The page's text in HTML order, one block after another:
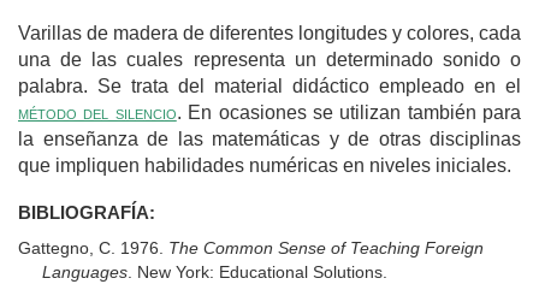
Varillas de madera de diferentes longitudes y colores, cada
una de las cuales representa un determinado sonido o
palabra. Se trata del material didáctico empleado en el
método del silencio. En ocasiones se utilizan también para
la enseñanza de las matemáticas y de otras disciplinas
que impliquen habilidades numéricas en niveles iniciales.
BIBLIOGRAFÍA:
Gattegno, C. 1976. The Common Sense of Teaching Foreign
Languages . New York: Educational Solutions.